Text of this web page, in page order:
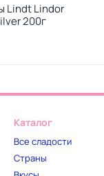
Lindt Lindor
200г
Каталог
Все сладости
Страны